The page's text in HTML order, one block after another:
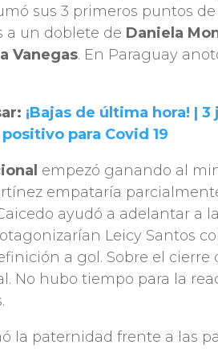
sus 3 primeros puntos
a un doblete de Daniela
Vanegas. En Paraguay
¡Bajas de última hora! |
para Covid 19
empezó ganando al
empataría
ayudó a adelantar a
Leicy Santos
a gol. Sobre el cierre
No hubo tiempo para la
la paternidad frente a las